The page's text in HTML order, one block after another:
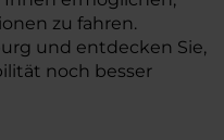
zu fahren.
und entdecken Sie,
noch besser